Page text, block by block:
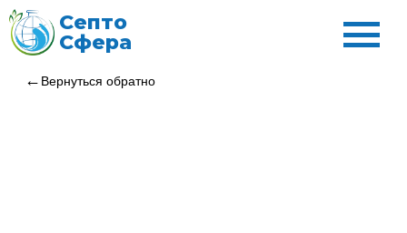
Септо
Сфера
Вернуться обратно